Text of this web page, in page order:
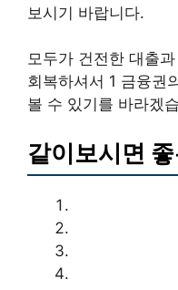
보시기 바랍니다.
모두가 건전한 대출
회복하셔서 1 금융권
볼 수 있기를 바라겠
같이보시면